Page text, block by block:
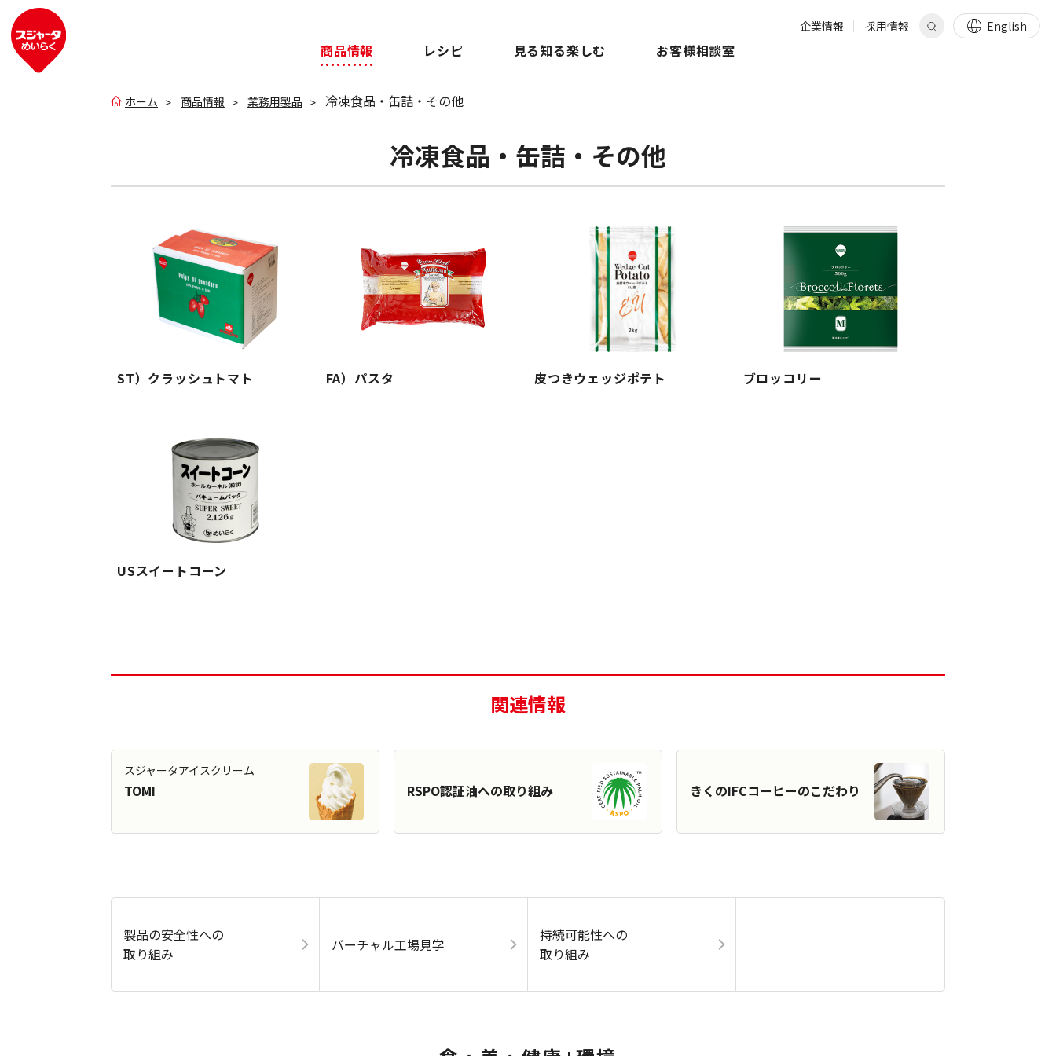
企業情報 採用情報 English
商品情報 レシピ 見る知る楽しむ お客様相談室
ホーム 商品情報 業務用製品 冷凍食品・缶詰・その他
冷凍食品・缶詰・その他
ST）クラッシュトマト FA）パスタ 皮つきウェッジポテト ブロッコリー
USスイートコーン
関連情報
スジャータアイスクリーム
TOMI RSPO認証油への取り組み きくのIFCコーヒーのこだわり
製品の安全性への
取り組み
バーチャル工場見学
持続可能性への
取り組み